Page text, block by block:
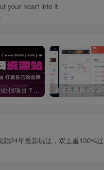
your heart into it.
你还在到处找项目？还在当韭菜？我靠卖项目一个月收入5万+，曾经我也是个失败者。
频24年最新玩法，双去重100%